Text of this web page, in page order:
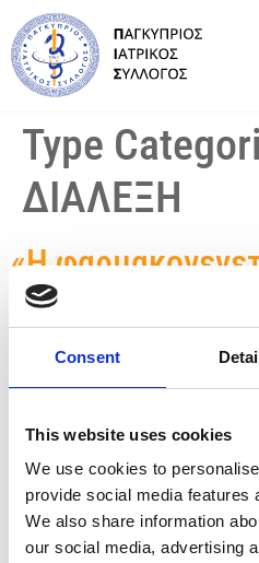
Consent
This website uses cookies
We use cookies to
provide social media features
We also share information
our social media, advertising
Type
ΔΙΑΛΕΞΗ
«Η
εργαλείο
ψυχιατρική
μελλοντική
σημερινή